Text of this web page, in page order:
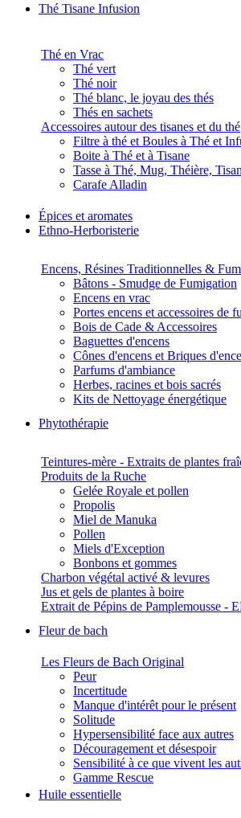
Thé Tisane Infusion
Thé en Vrac
Thé vert
Thé noir
Thé blanc, le joyau des thés
Thés en sachets
Accessoires autour des tisanes et du thé
Filtre à thé et Boules à Thé et
Boite à Thé et à Tisane
Tasse à Thé, Mug, Théière,
Carafe Alladin
Épices et aromates
Ethno-Herboristerie
Encens, Résines Traditionnelles &
Bâtons - Smudge de Fumigation
Encens en vrac
Portes encens et accessoires de
Bois de Cade & Accessoires
Baguettes d'encens
Cônes d'encens et Briques
Parfums d'ambiance
Herbes, racines et bois sacrés
Kits de Nettoyage énergétique
Phytothérapie
Teintures-mère - Extraits de plantes
Produits de la Ruche
Gelée Royale et pollen
Propolis
Miel de Manuka
Pollen
Miels d'Exception
Bonbons et gommes
Charbon végétal activé & levures
Jus et gels de plantes à boire
Extrait de Pépins de Pamplemousse -
Fleur de bach
Les Fleurs de Bach Original
Peur
Incertitude
Manque d'intérêt pour le présent
Solitude
Hypersensibilité face aux autres
Découragement et désespoir
Sensibilité à ce que vivent les
Gamme Rescue
Huile essentielle